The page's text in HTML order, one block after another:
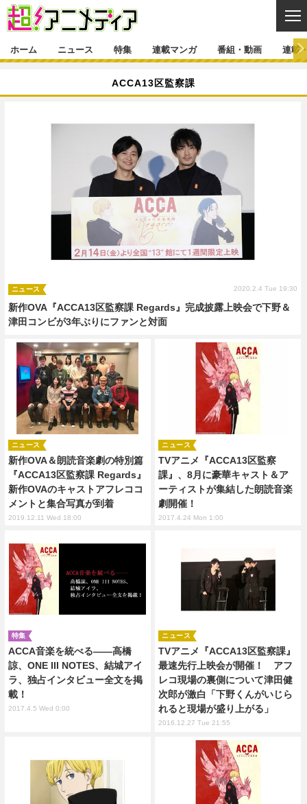
グッズ イベント
声優 コスプレ
舞台 新帝スタ
インタビュー
ラキりす
連載マンガ一覧
番組・動画一覧 ラジオ
動画
連載・ブログ一覧 コラム
編集部ブログ・お知らせ
ホーム ニュース 特集 連載マンガ 番組・動画 連載
ACCA13区監察課
新作OVA『ACCA13区監察課 Regards』完成披露上映会で下野＆
津田コンビが3年ぶりにファンと対面
ニュース 2020.2.4 Tue 19:30
新作OVA＆朗読音楽劇の特別篇
『ACCA13区監察課 Regards』
新作OVAのキャストアフレココ
メントと集合写真が到着
ニュース
2019.12.11 Wed 18:00
TVアニメ『ACCA13区監察
課』、8月に豪華キャスト＆ア
ーティストが集結した朗読音楽
劇開催！
ニュース
2017.4.24 Mon 1:00
ACCA音楽を統べる――高橋
諒、ONE III NOTES、結城アイ
ラ、独占インタビュー全文を掲
載！
特集
2017.4.5 Wed 0:00
TVアニメ『ACCA13区監察課』
最速先行上映会が開催！ アフ
レコ現場の裏側について津田健
次郎が激白「下野くんがいじら
れると現場が盛り上がる」
ニュース
2016.12.27 Tue 21:55